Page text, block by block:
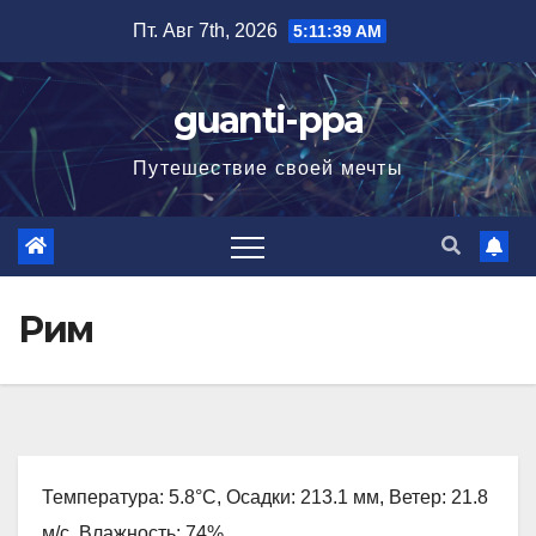
содержимому
Пт. Авг 7th, 2026 5:11:40 AM
guanti-ppa
Путешествие своей мечты
Рим
Температура: 5.8°C, Осадки: 213.1 мм, Ветер: 21.8